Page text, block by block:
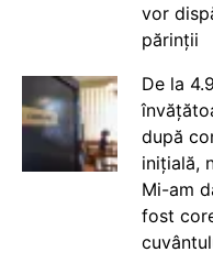
vor
părinții
De la
după
inițială,
Mi-am
fost